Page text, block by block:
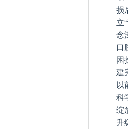
损
立
念
口
困
建
以
科
绽
升